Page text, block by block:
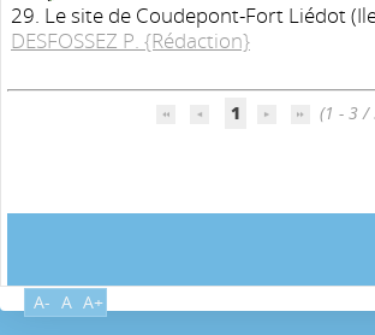
29. Le site de Coudepont-Fort Liédot
DESFOSSEZ P. {Rédaction}
1 (1 - 3 /
A- A A+